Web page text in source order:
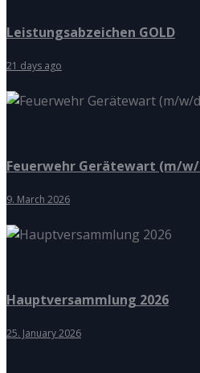
Leistungsabzeichen GOLD
21 days ago
Feuerwehr Gerätewart (m/
9. March 2026
Hauptversammlung 2026
25. January 2026